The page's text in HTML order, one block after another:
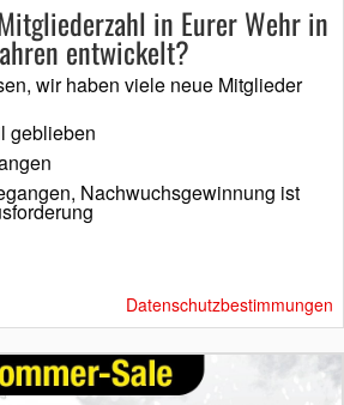
in Eurer Wehr in
entwickelt?
wir haben viele neue Mitglieder
geblieben
Nachwuchsgewinnung ist
Datenschutzbestimmungen